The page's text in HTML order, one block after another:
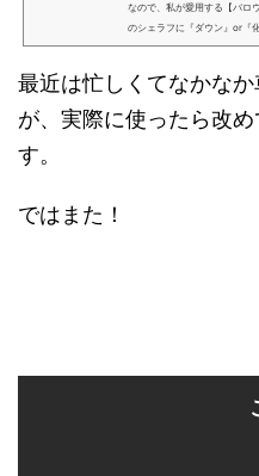
なので、私が愛用する【バロ
のシェラフに『ダウン』or『
モンベルの【ダウンハガー...
最近は忙しくてなかな
が、実際に使ったら改
す。
ではまた！